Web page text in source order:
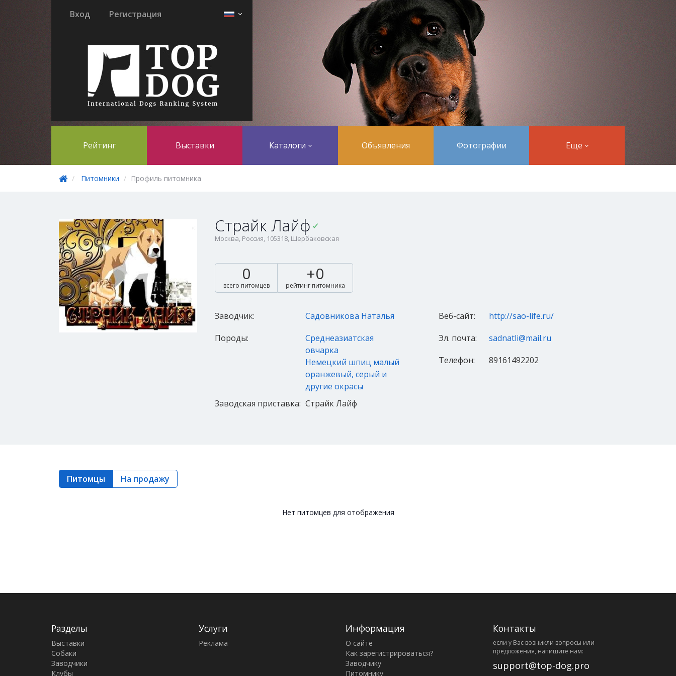
Вход Регистрация
Рейтинг Выставки Каталоги Объявления Фотографии Еще
Питомники Профиль питомника
Страйк Лайф
Москва, Россия, 105318, Щербаковская
0
всего питомцев
+0
рейтинг питомника
Заводчик:
Садовникова Наталья
Породы:
Среднеазиатская
овчарка
Немецкий шпиц малый
оранжевый, серый и
другие окрасы
Заводская приставка: Страйк Лайф
Веб-сайт:
http://sao-life.ru/
Эл. почта:
sadnatli@mail.ru
Телефон:
89161492202
Питомцы На продажу
Нет питомцев для отображения
Разделы
Выставки
Собаки
Заводчики
Клубы
Услуги
Реклама
Информация
О сайте
Как зарегистрироваться?
Заводчику
Питомнику
Контакты
eсли у Вас возникли вопросы или
предложения, напишите нам:
support@top-dog.pro